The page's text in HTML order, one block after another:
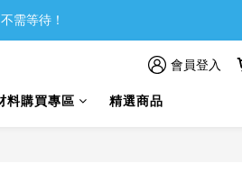
需等待！
會員登入
料購買專區 精選商品